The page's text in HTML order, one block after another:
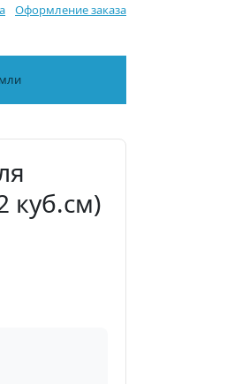
Оформление заказа
куб.см)